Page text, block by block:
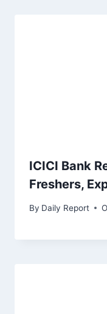
ICICI Bank
Freshers,
By Daily Report